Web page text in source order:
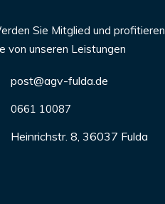
Sie Mitglied und profitieren
von unseren Leistungen
post@agv-fulda.de
0661 10087
Heinrichstr. 8, 36037 Fulda